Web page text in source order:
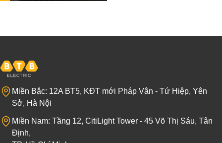
Miền Bắc: 12A BT5, KĐT mới Pháp Vân - Tứ Hiệp, Yên
Sở, Hà Nội
Miền Nam: Tầng 12, CitiLight Tower - 45 Võ Thị Sáu, Tân
Định,